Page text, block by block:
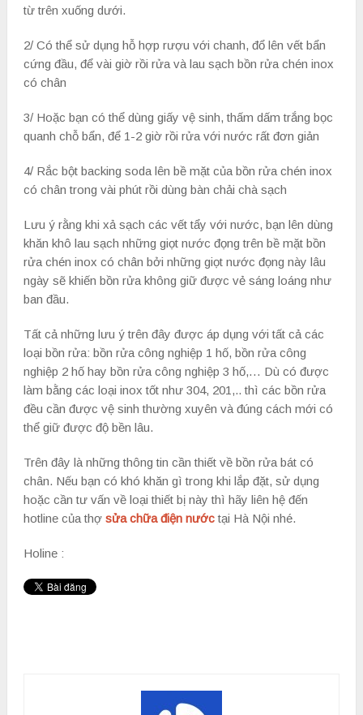
từ trên xuống dưới.
2/ Có thể sử dụng hỗ hợp rượu với chanh, đổ lên vết bẩn
cứng đầu, để vài giờ rồi rửa và lau sạch bồn rửa chén inox
có chân
3/ Hoặc bạn có thể dùng giấy vệ sinh, thấm dấm trắng bọc
quanh chỗ bẩn, để 1-2 giờ rồi rửa với nước rất đơn giản
4/ Rắc bột backing soda lên bề mặt của bồn rửa chén inox
có chân trong vài phút rồi dùng bàn chải chà sạch
Lưu ý rằng khi xả sạch các vết tẩy với nước, bạn lên dùng
khăn khô lau sạch những giọt nước đọng trên bề mặt bồn
rửa chén inox có chân bởi những giọt nước đọng này lâu
ngày sẽ khiến bồn rửa không giữ được vẻ sáng loáng như
ban đầu.
Tất cả những lưu ý trên đây được áp dụng với tất cả các
loại bồn rửa: bồn rửa công nghiệp 1 hố, bồn rửa công
nghiệp 2 hố hay bồn rửa công nghiệp 3 hố,… Dù có được
làm bằng các loại inox tốt như 304, 201,.. thì các bồn rửa
đều cần được vệ sinh thường xuyên và đúng cách mới có
thể giữ được độ bền lâu.
Trên đây là những thông tin cần thiết về bồn rửa bát có
chân. Nếu bạn có khó khăn gì trong khi lắp đặt, sử dụng
hoặc cần tư vấn về loại thiết bị này thì hãy liên hệ đến
hotline của thợ sửa chữa điện nước tại Hà Nội nhé.
Holine :